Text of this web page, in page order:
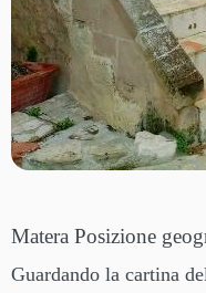
Matera Posizione
Guardando la cartina